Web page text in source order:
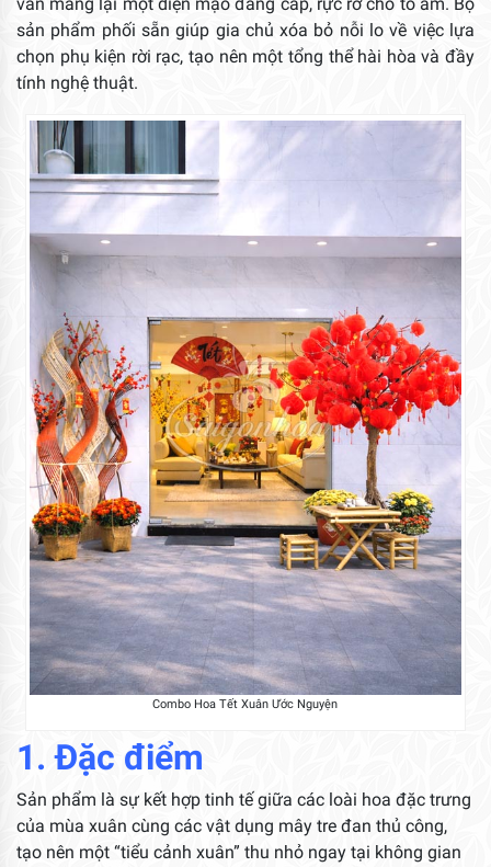
sản phẩm phối sẵn giúp gia chủ xóa bỏ nỗi lo về việc lựa
chọn phụ kiện rời rạc, tạo nên một tổng thể hài hòa và đầy
tính nghệ thuật.
Combo Hoa Tết Xuân Ước Nguyện
1. Đặc điểm
Sản phẩm là sự kết hợp tinh tế giữa các loài hoa đặc trưng
của mùa xuân cùng các vật dụng mây tre đan thủ công,
tạo nên một “tiểu cảnh xuân” thu nhỏ ngay tại không gian